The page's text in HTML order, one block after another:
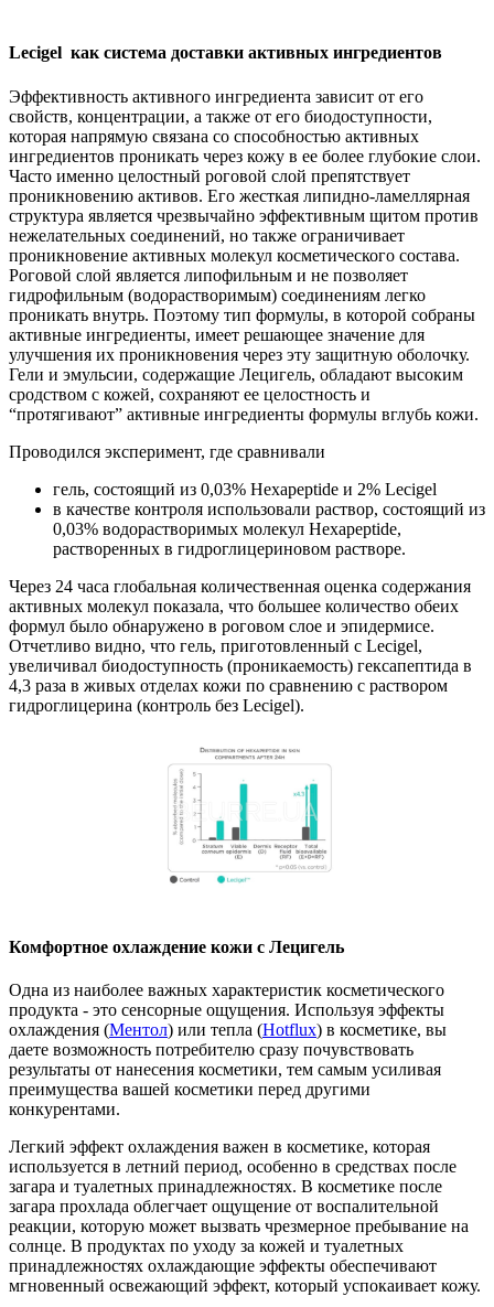
Lecigel как система доставки активных ингредиентов
Эффективность активного ингредиента зависит от его
свойств, концентрации, а также от его биодоступности,
которая напрямую связана со способностью активных
ингредиентов проникать через кожу в ее более глубокие слои.
Часто именно целостный роговой слой препятствует
проникновению активов. Его жесткая липидно-ламеллярная
структура является чрезвычайно эффективным щитом против
нежелательных соединений, но также ограничивает
проникновение активных молекул косметического состава.
Роговой слой является липофильным и не позволяет
гидрофильным (водорастворимым) соединениям легко
проникать внутрь. Поэтому тип формулы, в которой собраны
активные ингредиенты, имеет решающее значение для
улучшения их проникновения через эту защитную оболочку.
Гели и эмульсии, содержащие Лецигель, обладают высоким
сродством с кожей, сохраняют ее целостность и
“протягивают” активные ингредиенты формулы вглубь кожи.
Проводился эксперимент, где сравнивали
гель, состоящий из 0,03% Hexapeptide и 2% Lecigel
в качестве контроля использовали раствор, состоящий из
0,03% водорастворимых молекул Hexapeptide,
растворенных в гидроглицериновом растворе.
Через 24 часа глобальная количественная оценка содержания
активных молекул показала, что большее количество обеих
формул было обнаружено в роговом слое и эпидермисе.
Отчетливо видно, что гель, приготовленный с Lecigel,
увеличивал биодоступность (проникаемость) гексапептида в
4,3 раза в живых отделах кожи по сравнению с раствором
гидроглицерина (контроль без Lecigel).
Комфортное охлаждение кожи с Лецигель
Одна из наиболее важных характеристик косметического
продукта - это сенсорные ощущения. Используя эффекты
охлаждения (Ментол) или тепла (Hotflux) в косметике, вы
даете возможность потребителю сразу почувствовать
результаты от нанесения косметики, тем самым усиливая
преимущества вашей косметики перед другими
конкурентами.
Легкий эффект охлаждения важен в косметике, которая
используется в летний период, особенно в средствах после
загара и туалетных принадлежностях. В косметике после
загара прохлада облегчает ощущение от воспалительной
реакции, которую может вызвать чрезмерное пребывание на
солнце. В продуктах по уходу за кожей и туалетных
принадлежностях охлаждающие эффекты обеспечивают
мгновенный освежающий эффект, который успокаивает кожу.